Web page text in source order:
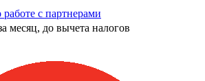
с партнерами
месяц, до вычета налогов